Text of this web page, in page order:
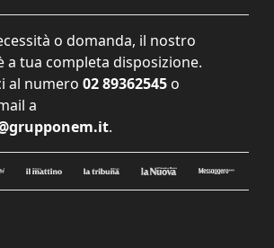
o domanda, il nostro
a tua completa disposizione.
al numero 02 89362545 o
a
.